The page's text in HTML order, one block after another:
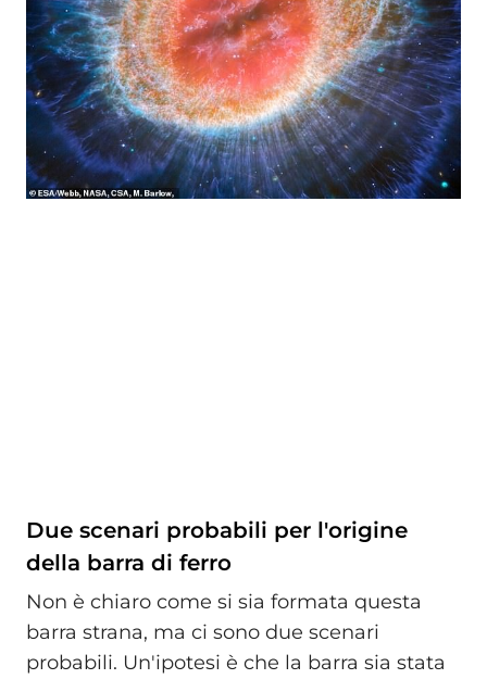
Due scenari probabili per l'origine
della barra di ferro
Non è chiaro come si sia formata questa
barra strana, ma ci sono due scenari
probabili. Un'ipotesi è che la barra sia stata